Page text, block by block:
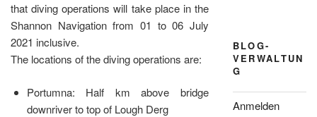
that diving operations will take place in the
Shannon Navigation from 01 to 06 July
2021 inclusive.
The locations of the diving operations are:
Portumna: Half km above bridge
downriver to top of Lough Derg
BLOG-
VERWALTUN
G
Anmelden